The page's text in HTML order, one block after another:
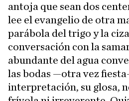
antoja que sean dos
lee el evangelio de otra
parábola del trigo y la
conversación con la
abundante del agua
las bodas —otra vez
interpretación, su glosa,